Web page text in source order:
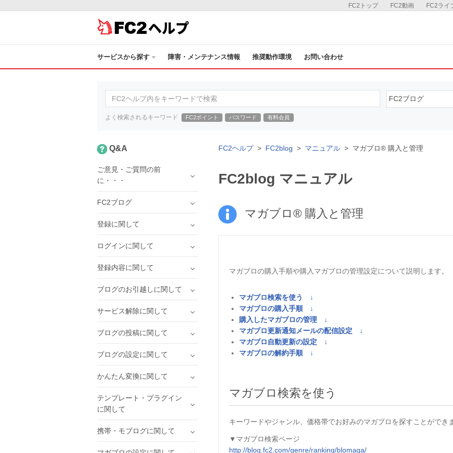
FC2ライ
FC2動画
FC2トップ
ヘルプ
サービスから探す 障害・メンテナンス情報 推奨動作環境 お問い合わせ
よく検索されるキーワード FC2ポイント パスワード 有料会員
FC2ヘルプ FC2blog マニュアル マガブロ® 購入と管理
FC2blog マニュアル
マガブロ® 購入と管理
マガブロの購入手順や購入マガブロの管理設定について説明します。
マガブロ検索を使う ↓
マガブロの購入手順 ↓
購入したマガブロの管理 ↓
マガブロ更新通知メールの配信設定 ↓
マガブロ自動更新の設定 ↓
マガブロの解約手順 ↓
マガブロ検索を使う
キーワードやジャンル、価格帯でお好みのマガブロを探すことができ
▼マガブロ検索ページ
http://blog.fc2.com/genre/ranking/blomaga/
Q&A
ご意見・ご質問の前
に・・・
FC2ブログ
登録に関して
ログインに関して
登録内容に関して
ブログのお引越しに関して
サービス解除に関して
ブログの投稿に関して
ブログの設定に関して
かんたん変換に関して
テンプレート・プラグイン
に関して
携帯・モブログに関して